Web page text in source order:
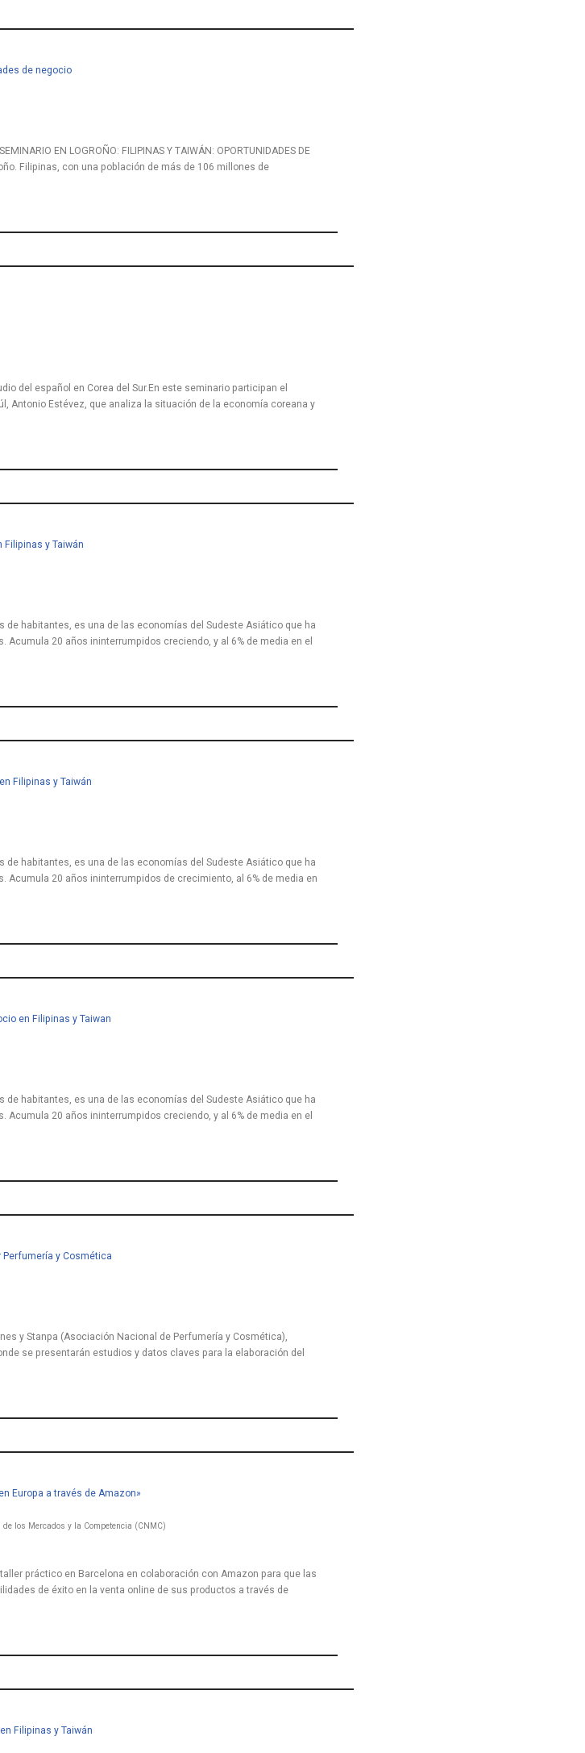
de negocio
SEMINARIO EN LOGROÑO: FILIPINAS Y TAIWÁN: OPORTUNIDADES DE
Filipinas, con una población de más de 106 millones de
del español en Corea del Sur.En este seminario participan el
Antonio Estévez, que analiza la situación de la economía coreana y
y Taiwán
de habitantes, es una de las economías del Sudeste Asiático que ha
20 años ininterrumpidos creciendo, y al 6% de media en el
Filipinas y Taiwán
de habitantes, es una de las economías del Sudeste Asiático que ha
Acumula 20 años ininterrumpidos de crecimiento, al 6% de media en
en Filipinas y Taiwan
de habitantes, es una de las economías del Sudeste Asiático que ha
20 años ininterrumpidos creciendo, y al 6% de media en el
y Cosmética
y Stanpa (Asociación Nacional de Perfumería y Cosmética),
se presentarán estudios y datos claves para la elaboración del
Europa a través de Amazon»
los Mercados y la Competencia (CNMC)
práctico en Barcelona en colaboración con Amazon para que las
de éxito en la venta online de sus productos a través de
Filipinas y Taiwán